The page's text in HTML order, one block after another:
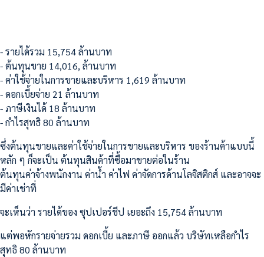
- รายได้รวม 15,754 ล้านบาท
- ต้นทุนขาย 14,016, ล้านบาท
- ค่าใช้จ่ายในการขายและบริหาร 1,619 ล้านบาท
- ดอกเบี้ยจ่าย 21 ล้านบาท
- ภาษีเงินได้ 18 ล้านบาท
- กำไรสุทธิ 80 ล้านบาท
ซึ่งต้นทุนขายและค่าใช้จ่ายในการขายและบริหาร ของร้านค้าแบบนี้
หลัก ๆ ก็จะเป็น ต้นทุนสินค้าที่ซื้อมาขายต่อในร้าน
ต้นทุนค่าจ้างพนักงาน ค่าน้ำ ค่าไฟ ค่าจัดการด้านโลจิสติกส์ และอาจจะ
มีค่าเช่าที่
จะเห็นว่า รายได้ของ ซุปเปอร์ชีป เยอะถึง 15,754 ล้านบาท
แต่พอหักรายจ่ายรวม ดอกเบี้ย และภาษี ออกแล้ว บริษัทเหลือกำไร
สุทธิ 80 ล้านบาท